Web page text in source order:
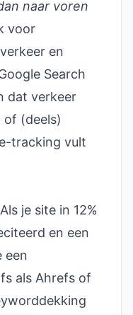
naar voren
voor
en
Search
dat verkeer
of (deels)
tracking vult
je site in 12%
en een
een
als Ahrefs of